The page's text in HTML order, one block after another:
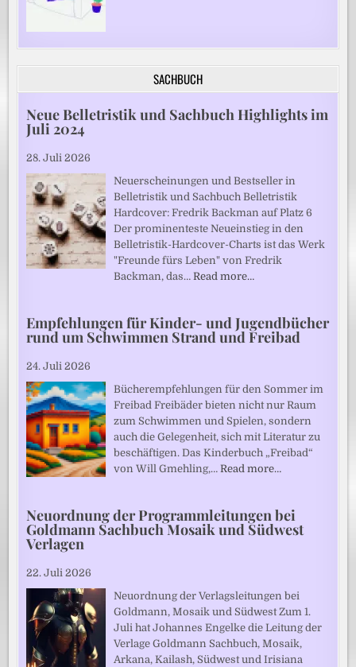
SACHBUCH
Neue Belletristik und Sachbuch Highlights im
Juli 2024
28. Juli 2026
Neuerscheinungen und Bestseller in
Belletristik und Sachbuch Belletristik
Hardcover: Fredrik Backman auf Platz 6
Der prominenteste Neueinstieg in den
Belletristik-Hardcover-Charts ist das Werk
"Freunde fürs Leben" von Fredrik
Backman, das…Read more…
Empfehlungen für Kinder- und Jugendbücher
rund um Schwimmen Strand und Freibad
24. Juli 2026
Bücherempfehlungen für den Sommer im
Freibad Freibäder bieten nicht nur Raum
zum Schwimmen und Spielen, sondern
auch die Gelegenheit, sich mit Literatur zu
beschäftigen. Das Kinderbuch „Freibad“
von Will Gmehling,…Read more…
Neuordnung der Programmleitungen bei
Goldmann Sachbuch Mosaik und Südwest
Verlagen
22. Juli 2026
Neuordnung der Verlagsleitungen bei
Goldmann, Mosaik und Südwest Zum 1.
Juli hat Johannes Engelke die Leitung der
Verlage Goldmann Sachbuch, Mosaik,
Arkana, Kailash, Südwest und Irisiana